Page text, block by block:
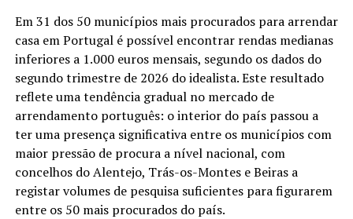
Em 31 dos 50 municípios mais procurados para arrendar
casa em Portugal é possível encontrar rendas medianas
inferiores a 1.000 euros mensais, segundo os dados do
segundo trimestre de 2026 do idealista. Este resultado
reflete uma tendência gradual no mercado de
arrendamento português: o interior do país passou a
ter uma presença significativa entre os municípios com
maior pressão de procura a nível nacional, com
concelhos do Alentejo, Trás-os-Montes e Beiras a
registar volumes de pesquisa suficientes para figurarem
entre os 50 mais procurados do país.